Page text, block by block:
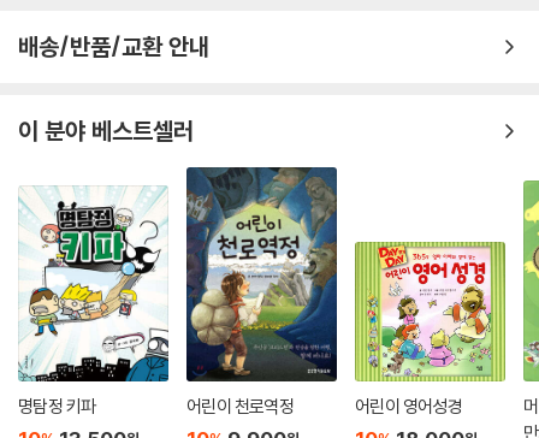
배송/반품/교환 안내
이 분야 베스트셀러
명탐정 키파 어린이 천로역정 어린이 영어성경